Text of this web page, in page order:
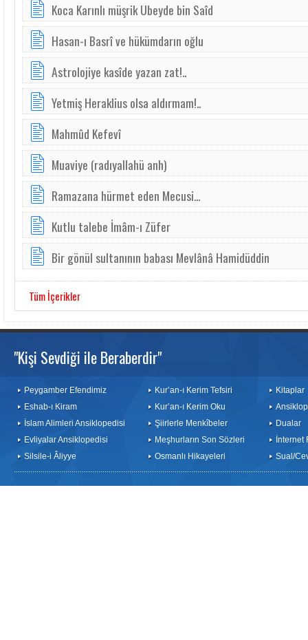
Koca Karınlı müşrik Ubeyde bin Saîd
Hasan-ı Basrî ve hükümdarın oğlu
Astrolojiye kasîde yazan zat!..
Yetmiş Heraklius olsa aldırmam!..
Mahmûd Kefevî
Muaviye (radıyallahü anh)
Ramazana hürmet eden Mecusi...
Kutlu talebe İmâm-ı Züfer
Bir gönül sultanının babası Mevlânâ Hamidüddin
Tüm İçerikler
"Kişi Sevdiği ile Beraberdir"
Peygamber Efendimiz
Eshab-ı Kiram
İslam Alimleri Ansiklopedisi
Evliyalar Ansiklopedisi
Silsile-i Âliyye
Kur’an-ı Kerim Tefsiri
Kur’an-ı Kerim Oku
Şiirlerle Menkîbeler
Meşhurların Son Sözleri
Osmanlı Hikayeleri
Kitaplar
Dualar
İnternet
Sual/